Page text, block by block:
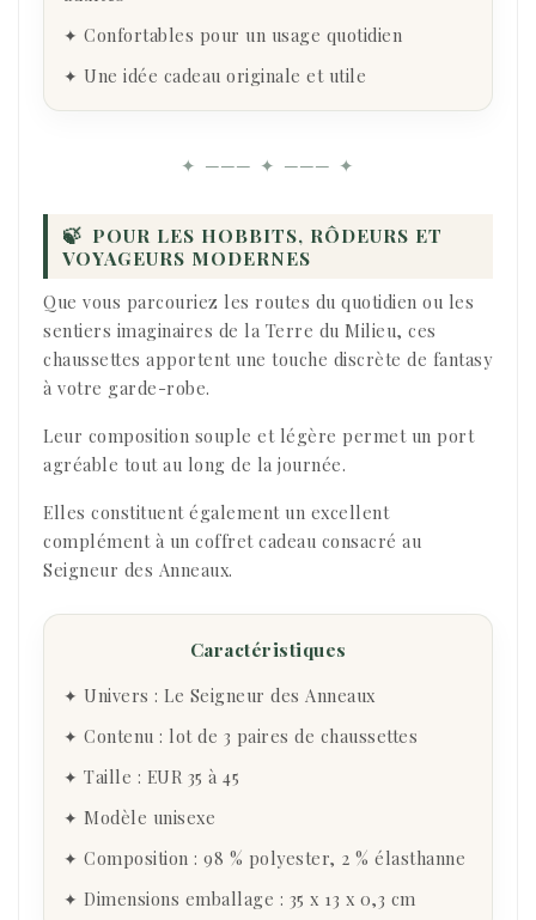
✦ Confortables pour un usage quotidien
✦ Une idée cadeau originale et utile
✦ ─── ✦ ─── ✦
🍃 POUR LES HOBBITS, RÔDEURS ET
VOYAGEURS MODERNES
Que vous parcouriez les routes du quotidien ou les
sentiers imaginaires de la Terre du Milieu, ces
chaussettes apportent une touche discrète de fantasy
à votre garde-robe.
Leur composition souple et légère permet un port
agréable tout au long de la journée.
Elles constituent également un excellent
complément à un coffret cadeau consacré au
Seigneur des Anneaux.
Caractéristiques
✦ Univers : Le Seigneur des Anneaux
✦ Contenu : lot de 3 paires de chaussettes
✦ Taille : EUR 35 à 45
✦ Modèle unisexe
✦ Composition : 98 % polyester, 2 % élasthanne
✦ Dimensions emballage : 35 x 13 x 0,3 cm